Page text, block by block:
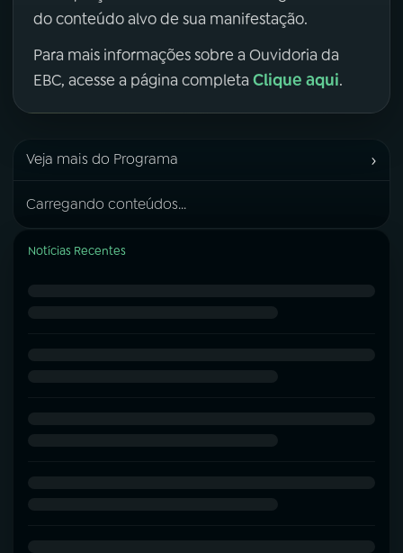
do conteúdo alvo de sua manifestação.
Para mais informações sobre a Ouvidoria da
EBC, acesse a página completa Clique aqui.
Veja mais do Programa ›
Carregando conteúdos...
Notícias Recentes